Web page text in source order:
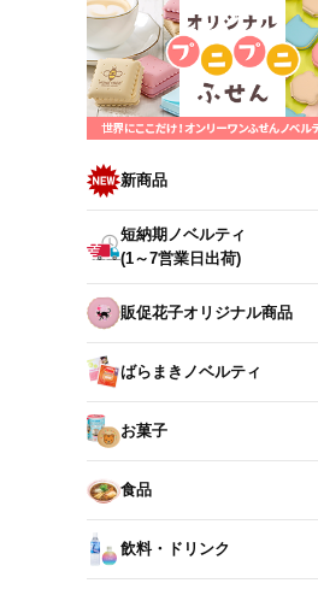
新商品
短納期ノベルティ
(1～7営業日出荷)
販促花子オリジナル商品
ばらまきノベルティ
お菓子
食品
飲料・ドリンク